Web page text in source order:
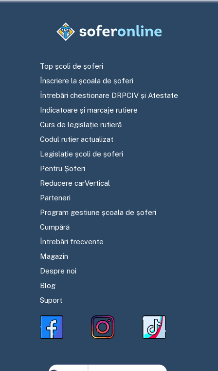
Top școli de șoferi
Înscriere la școala de șoferi
Întrebări chestionare DRPCIV și Atestate
Indicatoare și marcaje rutiere
Curs de legislație rutieră
Codul rutier actualizat
Legislație școli de șoferi
Pentru Șoferi
Reducere carVertical
Parteneri
Program gestiune școala de șoferi
Cumpără
Întrebări frecvente
Magazin
Despre noi
Blog
Suport